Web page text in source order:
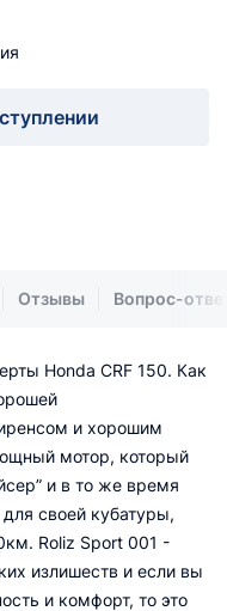
Отзывы Вопрос-
Honda CRF 150. Как
и хорошим
мотор, который
и в то же время
своей кубатуры,
Roliz Sport 001 -
излишеств и если вы
и комфорт, то это